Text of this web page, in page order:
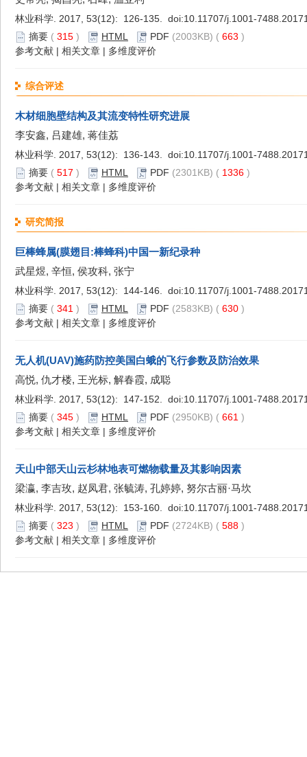
林业科学. 2017, 53(12): 126-135. doi:10.11707/j.1001-
摘要 ( 315 ) HTML PDF (2003KB) ( 663 )
参考文献 | 相关文章 | 多维度评价
综合评述
木材细胞壁结构及其流变特性研究进展
李安鑫, 吕建雄, 蒋佳荔
林业科学. 2017, 53(12): 136-143. doi:10.11707/j.1001-
摘要 ( 517 ) HTML PDF (2301KB) ( 1336 )
参考文献 | 相关文章 | 多维度评价
研究简报
巨棒蜂属(膜翅目:棒蜂科)中国一新纪录种
武星煜, 辛恒, 侯攻科, 张宁
林业科学. 2017, 53(12): 144-146. doi:10.11707/j.1001-
摘要 ( 341 ) HTML PDF (2583KB) ( 630 )
参考文献 | 相关文章 | 多维度评价
无人机(UAV)施药防控美国白蛾的飞行参数及防治效果
高悦, 仇才楼, 王光标, 解春霞, 成聪
林业科学. 2017, 53(12): 147-152. doi:10.11707/j.1001-
摘要 ( 345 ) HTML PDF (2950KB) ( 661 )
参考文献 | 相关文章 | 多维度评价
天山中部天山云杉林地表可燃物载量及其影响因素
梁瀛, 李吉玫, 赵凤君, 张毓涛, 孔婷婷, 努尔古丽·马坎
林业科学. 2017, 53(12): 153-160. doi:10.11707/j.1001-
摘要 ( 323 ) HTML PDF (2724KB) ( 588 )
参考文献 | 相关文章 | 多维度评价